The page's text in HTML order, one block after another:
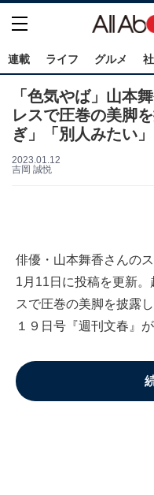
連載 ライフ グルメ
「色気やば」山本
レスで圧巻の美脚
ぎ」「別人みたい」
2023.01.12
吉岡 誠悦
俳優・山本舞香さんの
1月11日に投稿を更新
スで圧巻の美脚を披露
１９日号『週刊文春』